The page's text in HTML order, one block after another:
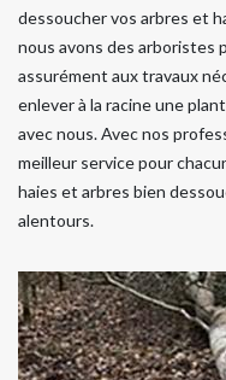
dessoucher vos arbres et
nous avons des arboristes
assurément aux travaux
enlever à la racine une
avec nous. Avec nos
meilleur service pour
haies et arbres bien
alentours.